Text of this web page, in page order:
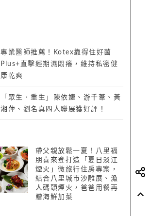
專業醫師推薦！Kotex靠得住好菌
Plus+直擊經期濕悶癢，維持私密健
康乾爽
「眾生．重生」陳依婕、游千葦、黃
湘萍、劉名真四人聯展獲好評！
帶父親放鬆一夏！八里福
朋喜來登打造「夏日淡江
煙火」微旅行住房專案，
結合八里城市沙雕展、漁
人碼頭煙火，爸爸用餐再
贈海鮮加菜